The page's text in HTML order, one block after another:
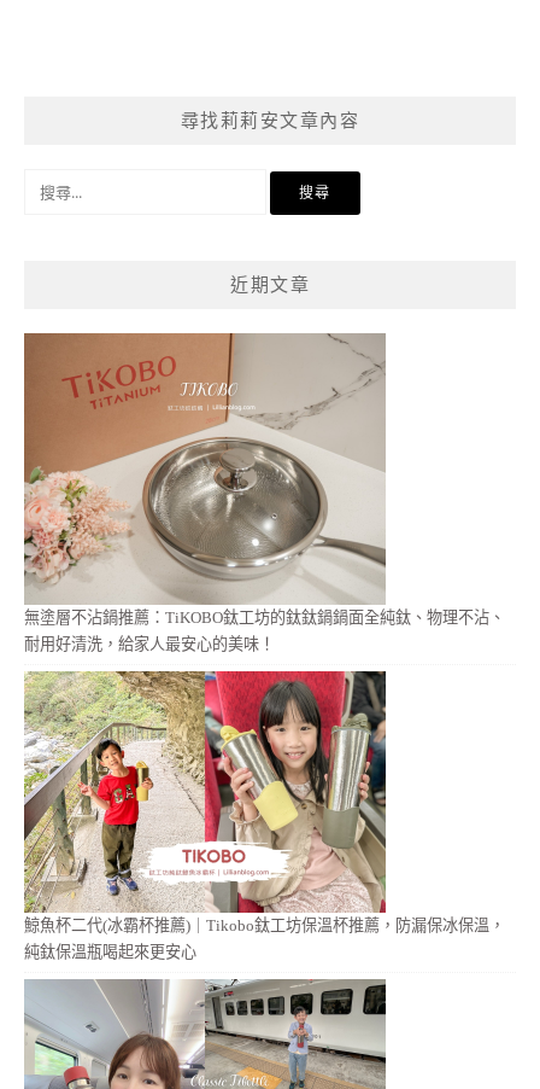
尋找莉莉安文章內容
近期文章
無塗層不沾鍋推薦：TiKOBO鈦工坊的鈦鈦鍋鍋面全純鈦、物理不沾、
耐用好清洗，給家人最安心的美味！
鯨魚杯二代(冰霸杯推薦)｜Tikobo鈦工坊保溫杯推薦，防漏保冰保溫，
純鈦保溫瓶喝起來更安心